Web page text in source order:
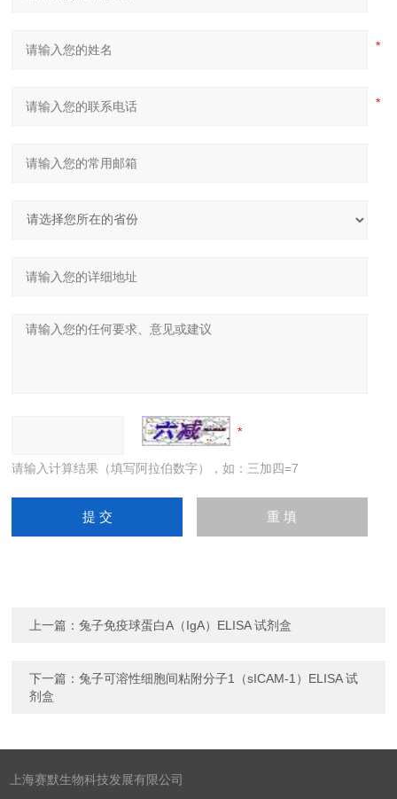
请输入计算结果（填写阿拉伯数字），如：三加四=7
上一篇：兔子免疫球蛋白A（IgA）ELISA 试剂盒
下一篇：兔子可溶性细胞间粘附分子1（sICAM-1）ELISA 试
剂盒
上海赛默生物科技发展有限公司